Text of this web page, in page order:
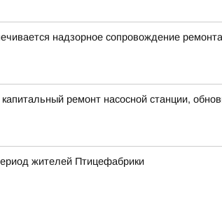
надзорное сопровождение
ремонт насосной станции,
жителей Птицефабрики